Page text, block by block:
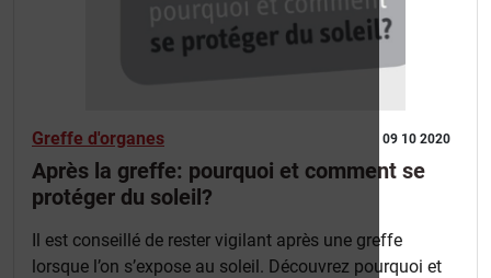
09 10 2020
Greffe d'organes
Après la greffe: pourquoi et comment se
protéger du soleil?
Il est conseillé de rester vigilant après une greffe
lorsque l’on s’expose au soleil. Découvrez pourquoi et